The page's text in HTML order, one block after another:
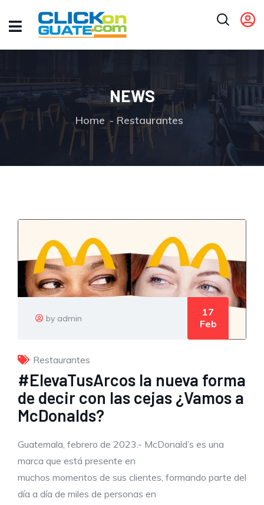
NEWS
Home Restaurantes
by admin
17
Feb
Restaurantes
#ElevaTusArcos la nueva forma
de decir con las cejas ¿Vamos a
McDonalds?
Guatemala, febrero de 2023.- McDonald’s es una
marca que está presente en
muchos momentos de sus clientes, formando parte del
día a día de miles de personas en